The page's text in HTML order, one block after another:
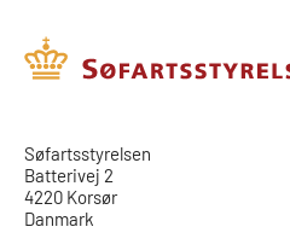
​​Søfartsstyrelsen
Batterivej 2
4220 Korsør
Danmark